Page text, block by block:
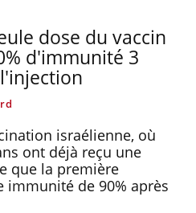
dose du vaccin
d'immunité 3
israélienne, où
ont déjà reçu une
que la première
immunité de 90% après